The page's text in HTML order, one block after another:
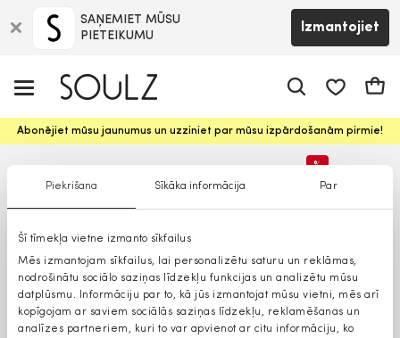
Piekrišana Sīkāka informācija Par
Šī tīmekļa vietne izmanto sīkfailus
Mēs izmantojam sīkfailus, lai personalizētu saturu un reklāmas,
nodrošinātu sociālo saziņas līdzekļu funkcijas un analizētu mūsu
datplūsmu. Informāciju par to, kā jūs izmantojat mūsu vietni, mēs arī
kopīgojam ar saviem sociālās saziņas līdzekļu, reklamēšanas un
analīzes partneriem, kuri to var apvienot ar citu informāciju, ko
SAŅEMIET MŪSU
PIETEIKUMU
Izmantojiet
Abonējiet mūsu jaunumus un uzziniet par mūsu izpārdošanām pirmie!
%
Lielāki izmēri